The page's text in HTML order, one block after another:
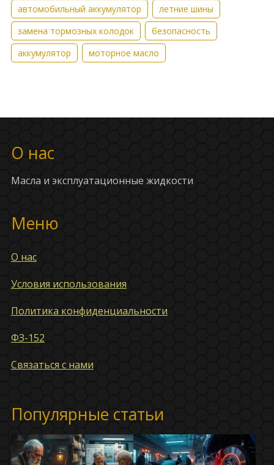
автомобильный аккумулятор
летние шины
замена тормозных колодок
безопасность
аккумулятор
моторное масло
О нас
Масла и эксплуатационные жидкости
Меню
О нас
Условия использования
Политика конфиденциальности
ФЗ-152
Связаться с нами
Популярные статьи